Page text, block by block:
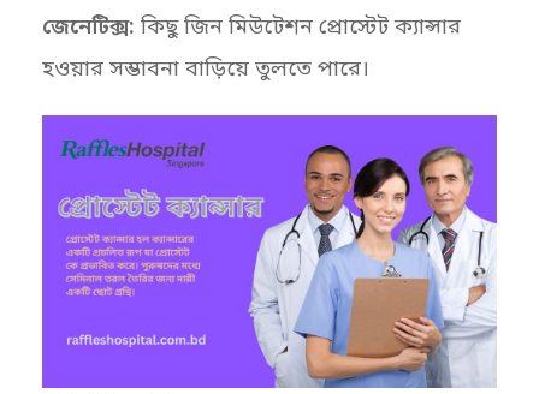
জেনেটিক্স: কিছু জিন মিউটেশন প্রোস্টেট ক্যান্সার
হওয়ার সম্ভাবনা বাড়িয়ে তুলতে পারে।